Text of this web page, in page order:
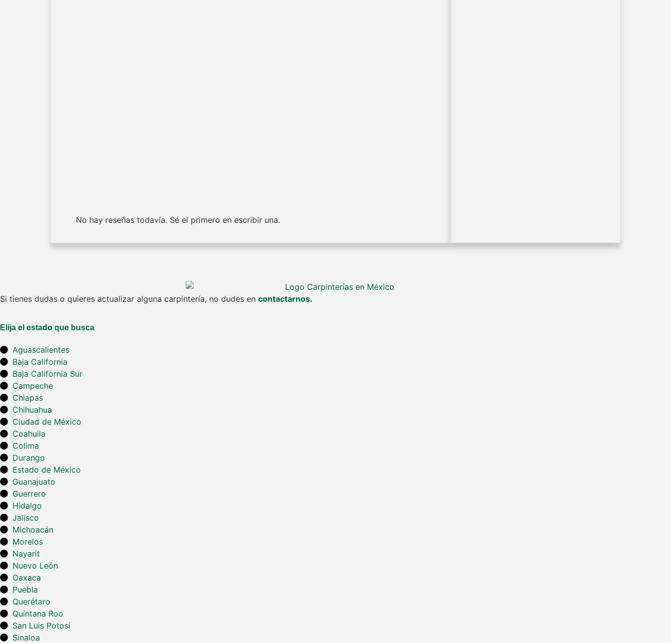
No hay reseñas todavía. Sé el primero en escribir una.
Si tienes dudas o quieres actualizar alguna carpintería, no dudes en contactarnos.
Elija el estado que busca
Aguascalientes
Baja California
Baja California Sur
Campeche
Chiapas
Chihuahua
Ciudad de México
Coahuila
Colima
Durango
Estado de México
Guanajuato
Guerrero
Hidalgo
Jalisco
Michoacán
Morelos
Nayarit
Nuevo León
Oaxaca
Puebla
Querétaro
Quintana Roo
San Luis Potosí
Sinaloa